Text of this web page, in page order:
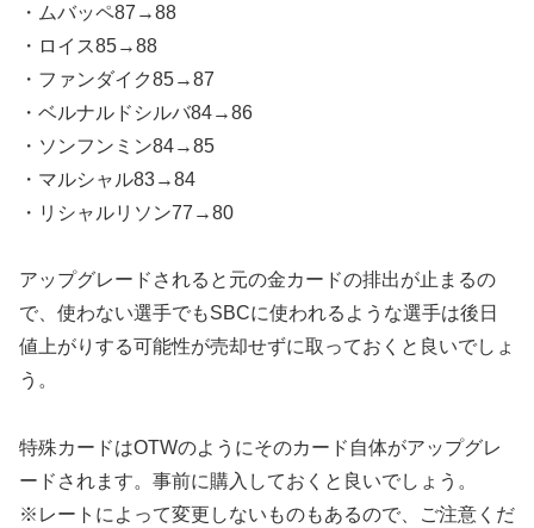
・ムバッペ87→88
・ロイス85→88
・ファンダイク85→87
・ベルナルドシルバ84→86
・ソンフンミン84→85
・マルシャル83→84
・リシャルリソン77→80
アップグレードされると元の金カードの排出が止まるの
で、使わない選手でもSBCに使われるような選手は後日
値上がりする可能性が売却せずに取っておくと良いでしょ
う。
特殊カードはOTWのようにそのカード自体がアップグレ
ードされます。事前に購入しておくと良いでしょう。
※レートによって変更しないものもあるので、ご注意くだ